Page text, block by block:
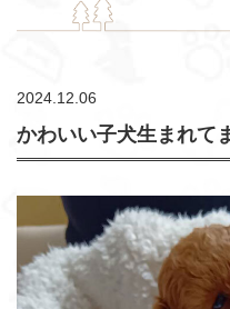
2024.12.06
かわいい子犬生まれて